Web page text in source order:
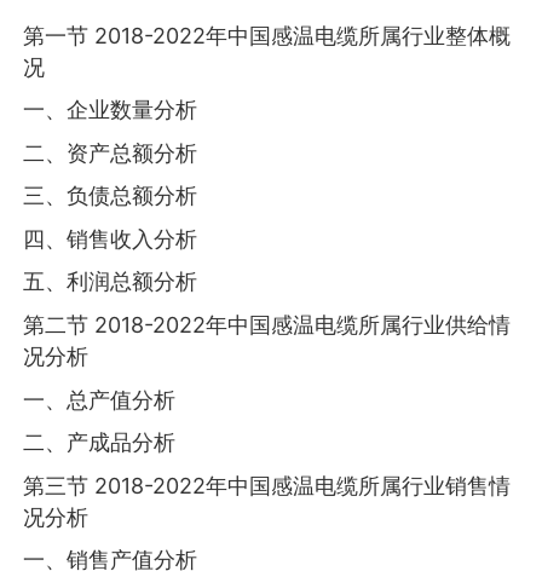
第一节 2018-2022年中国感温电缆所属行业整体概
况
一、企业数量分析
二、资产总额分析
三、负债总额分析
四、销售收入分析
五、利润总额分析
第二节 2018-2022年中国感温电缆所属行业供给情
况分析
一、总产值分析
二、产成品分析
第三节 2018-2022年中国感温电缆所属行业销售情
况分析
一、销售产值分析